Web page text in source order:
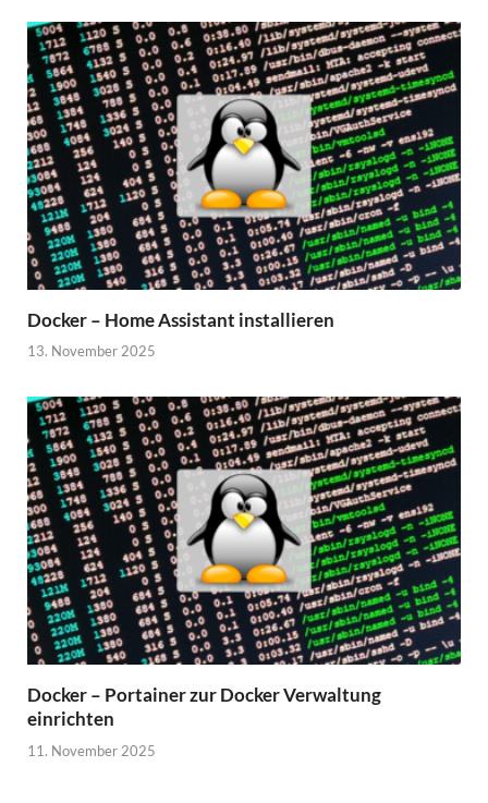
Docker – Home Assistant installieren
13. November 2025
Docker – Portainer zur Docker Verwaltung
einrichten
11. November 2025